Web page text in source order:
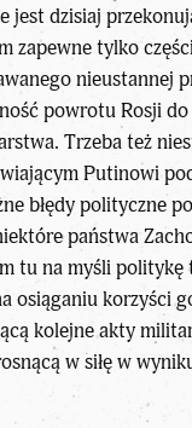
jest dzisiaj
zapewne tylko
nieustannej
powrotu Rosji
. Trzeba też
Putinowi
błędy polityczne
państwa
tu na myśli
osiąganiu korzyści
kolejne akty
w siłę w